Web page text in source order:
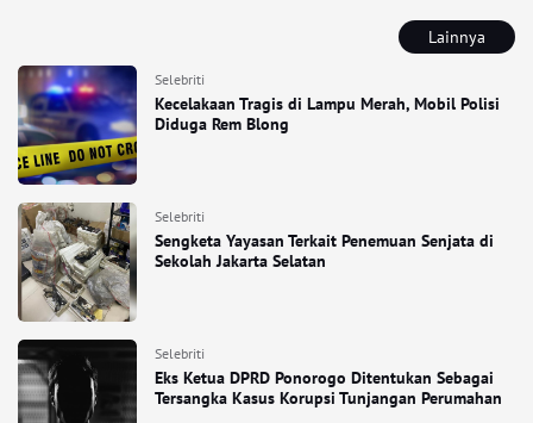
Lainnya
Selebriti
Kecelakaan Tragis di Lampu Merah, Mobil Polisi
Diduga Rem Blong
Selebriti
Sengketa Yayasan Terkait Penemuan Senjata di
Sekolah Jakarta Selatan
Selebriti
Eks Ketua DPRD Ponorogo Ditentukan Sebagai
Tersangka Kasus Korupsi Tunjangan Perumahan